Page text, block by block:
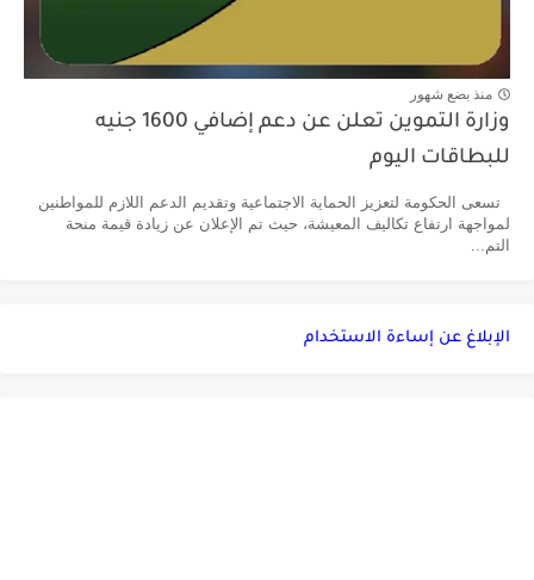
منذ بضع شهور
وزارة التموين تعلن عن دعم إضافي 1600 جنيه
للبطاقات اليوم
تسعى الحكومة لتعزيز الحماية الاجتماعية وتقديم الدعم اللازم للمواطنين
لمواجهة ارتفاع تكاليف المعيشة، حيث تم الإعلان عن زيادة قيمة منحة
التم...
الإبلاغ عن إساءة الاستخدام